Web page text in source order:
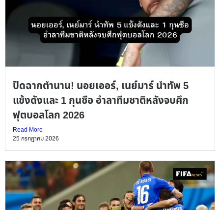
ปิดฉากตำนาน! นอยเออร์, เนย์มาร์ นำทัพ 5
แข้งดังและ 1 กุนซือ อำลาทีมชาติหลังจบศึก
ฟุตบอลโลก 2026
Read More
25 กรกฎาคม 2026